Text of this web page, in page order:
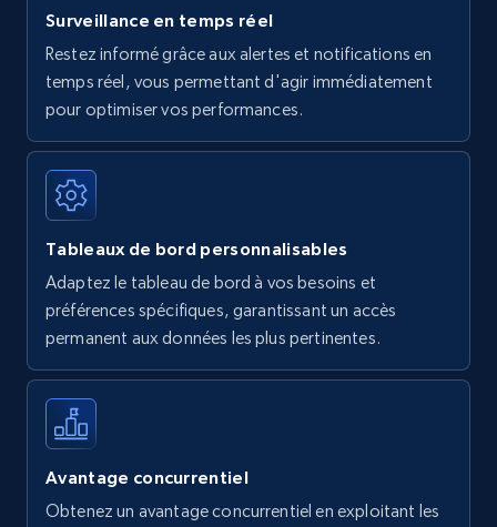
Surveillance en temps réel
Restez informé grâce aux alertes et notifications en
temps réel, vous permettant d'agir immédiatement
pour optimiser vos performances.
Tableaux de bord personnalisables
Adaptez le tableau de bord à vos besoins et
préférences spécifiques, garantissant un accès
permanent aux données les plus pertinentes.
Avantage concurrentiel
Obtenez un avantage concurrentiel en exploitant les